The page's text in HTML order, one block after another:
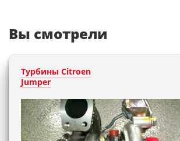
Вы смотрели
Турбины Citroen
Jumper